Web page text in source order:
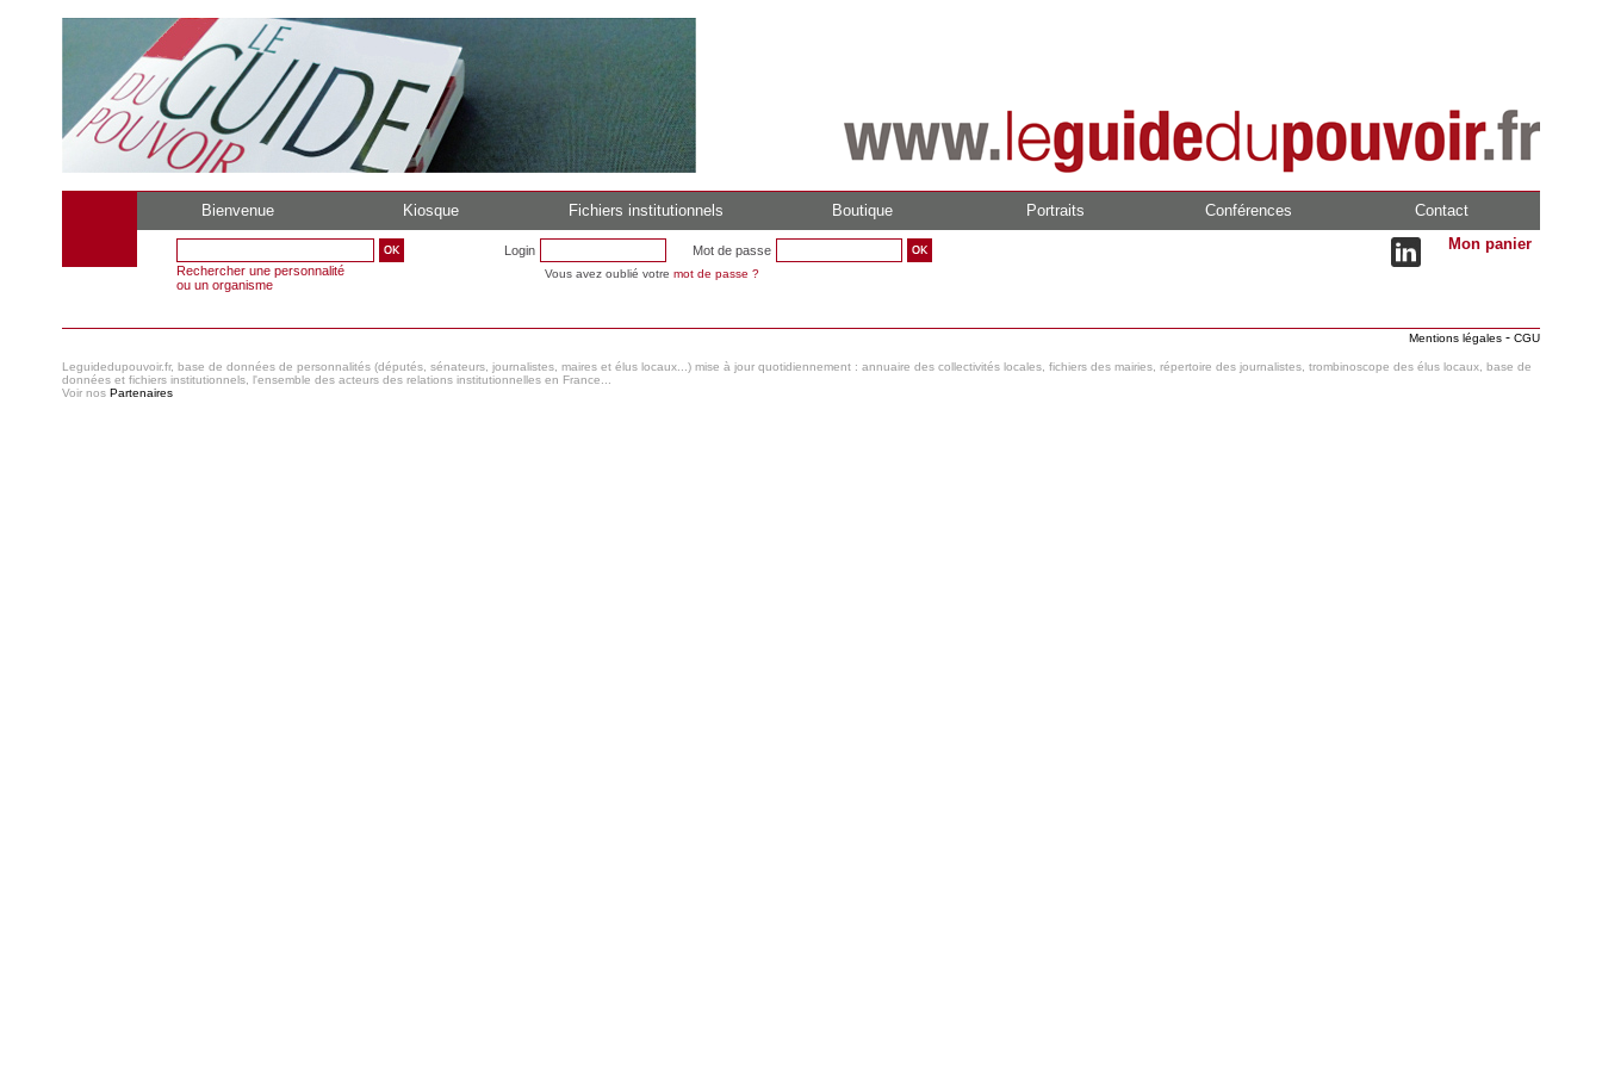
Bienvenue Kiosque Fichiers institutionnels Boutique Portraits Conférences Contact
Rechercher une personnalité
ou un organisme
Login Mot de passe
Vous avez oublié votre mot de passe ?
Mon panier
Mentions légales - CGU
Leguidedupouvoir.fr, base de données de personnalités (députés, sénateurs, journalistes, maires et élus locaux...) mise à jour quotidiennement : annuaire des collectivités locales, fichiers des mairies, répertoire des journalistes, trombinoscope des élus locaux, base de
données et fichiers institutionnels, l'ensemble des acteurs des relations institutionnelles en France...
Voir nos Partenaires